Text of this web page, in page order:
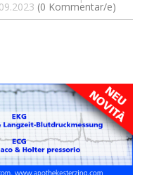
(0 Kommentar/e)